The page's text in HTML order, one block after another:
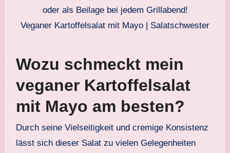
Veganer Kartoffelsalat mit Mayo | Salatschwester
Wozu schmeckt mein
veganer Kartoffelsalat
mit Mayo am besten?
Durch seine Vielseitigkeit und cremige Konsistenz
lässt sich dieser Salat zu vielen Gelegenheiten